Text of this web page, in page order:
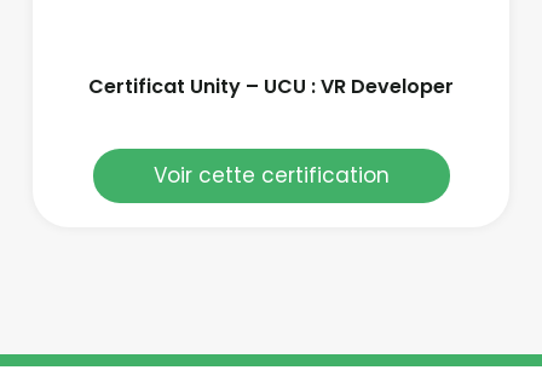
Certificat Unity – UCU : VR Developer
Voir cette certification